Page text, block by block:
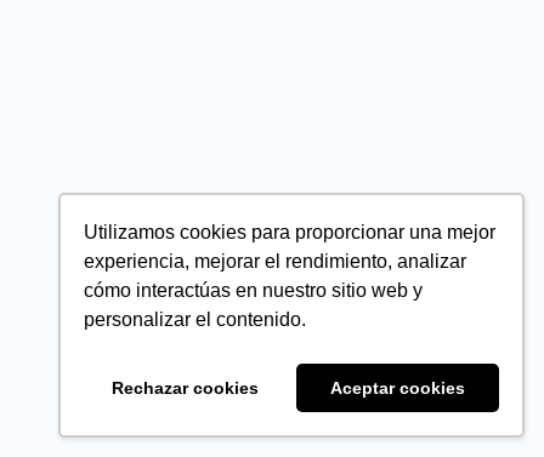
Utilizamos cookies para proporcionar una mejor
experiencia, mejorar el rendimiento, analizar
cómo interactúas en nuestro sitio web y
personalizar el contenido.
Rechazar cookies Aceptar cookies